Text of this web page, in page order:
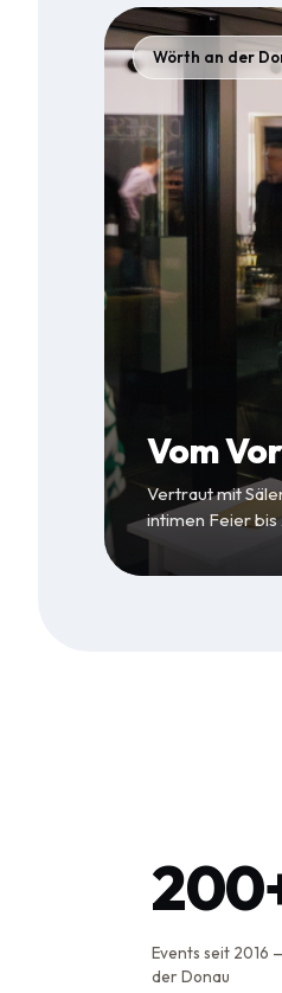
Wörth an der
Vom
Vertraut mit
intimen Feier bis
Events seit 2016
der Donau